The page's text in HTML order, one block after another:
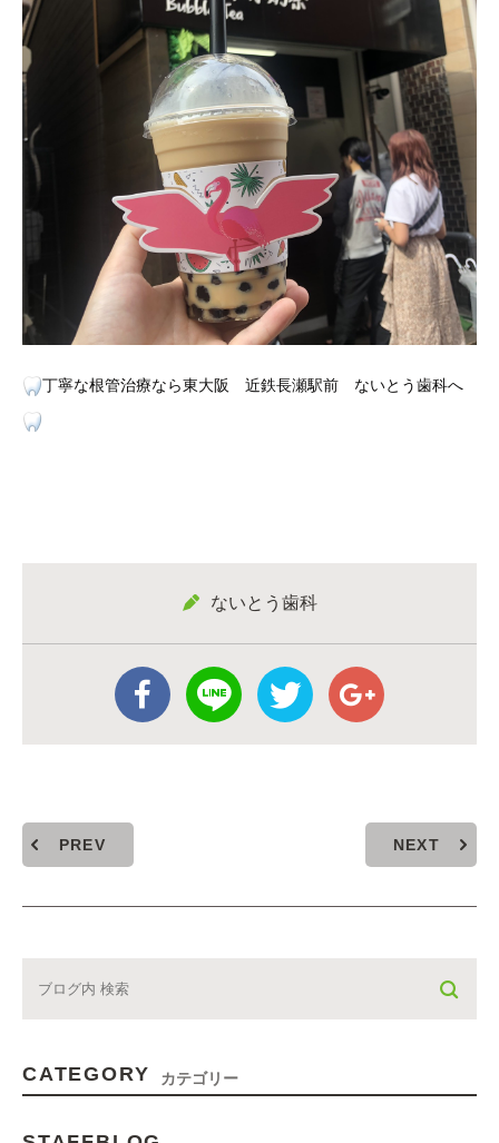
丁寧な根管治療なら東大阪 近鉄長瀬駅前 ないとう歯科へ
ないとう歯科
PREV NEXT
CATEGORY カテゴリー